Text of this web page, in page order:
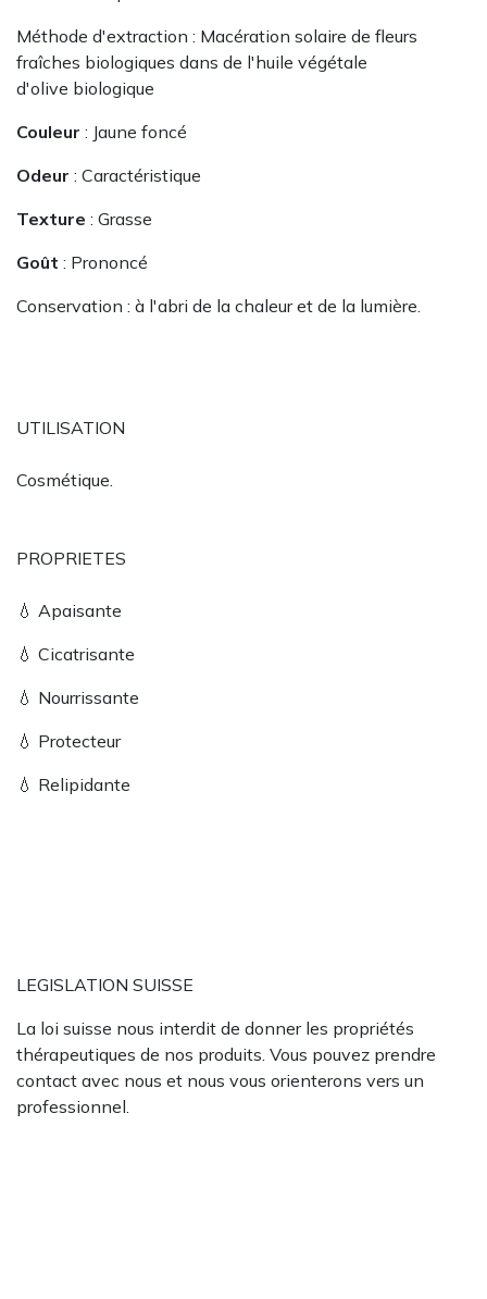
Méthode d'extraction : Macération solaire de fleurs
fraîches biologiques dans de l'huile végétale
d'olive biologique
Couleur : Jaune foncé
Odeur : Caractéristique
Texture : Grasse
Goût : Prononcé
Conservation : à l'abri de la chaleur et de la lumière.
UTILISATION
Cosmétique.
PROPRIETES
💧 Apaisante
💧 Cicatrisante
💧 Nourrissante
💧 Protecteur
💧 Relipidante
LEGISLATION SUISSE
La loi suisse nous interdit de donner les propriétés
thérapeutiques de nos produits. Vous pouvez prendre
contact avec nous et nous vous orienterons vers un
professionnel.